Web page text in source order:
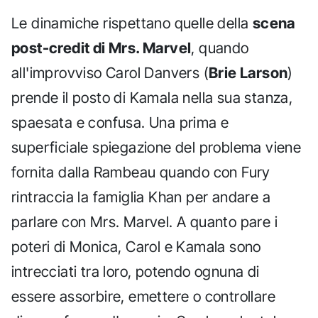
Le dinamiche rispettano quelle della scena
post-credit di Mrs. Marvel, quando
all'improvviso Carol Danvers (Brie Larson)
prende il posto di Kamala nella sua stanza,
spaesata e confusa. Una prima e
superficiale spiegazione del problema viene
fornita dalla Rambeau quando con Fury
rintraccia la famiglia Khan per andare a
parlare con Mrs. Marvel. A quanto pare i
poteri di Monica, Carol e Kamala sono
intrecciati tra loro, potendo ognuna di
essere assorbire, emettere o controllare